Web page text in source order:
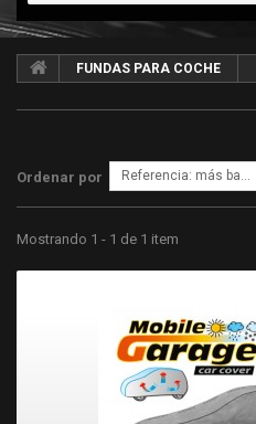
FUNDAS PARA COCHE
Ordenar por Referencia: más bajo primero
Mostrando 1 - 1 de 1 item